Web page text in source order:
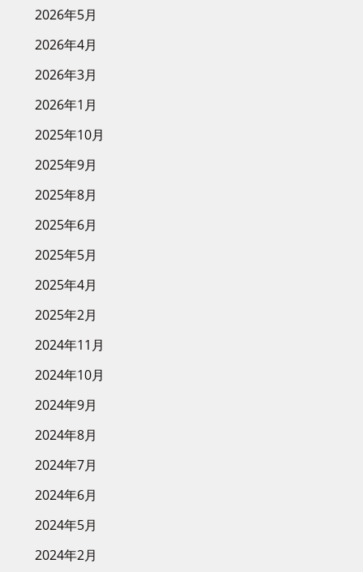
2026年5月
2026年4月
2026年3月
2026年1月
2025年10月
2025年9月
2025年8月
2025年6月
2025年5月
2025年4月
2025年2月
2024年11月
2024年10月
2024年9月
2024年8月
2024年7月
2024年6月
2024年5月
2024年2月